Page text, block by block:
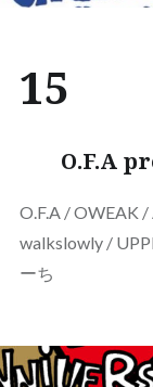
15
O.F.A
O.F.A / OWEAK
walkslowly /
ーち